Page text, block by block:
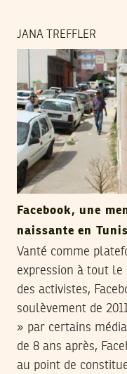
JANA TREFFLER
Facebook, une
naissante en
Vanté comme
expression à tout
des activistes,
soulèvement de
» par certains
de 8 ans après,
au point de